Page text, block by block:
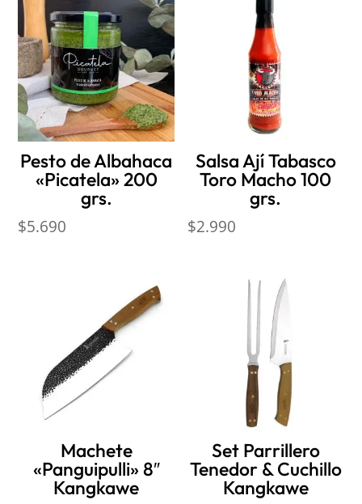
Pesto de Albahaca
«Picatela» 200
grs.
$5.690
Salsa Ají Tabasco
Toro Macho 100
grs.
$2.990
Machete
«Panguipulli» 8″
Kangkawe
Set Parrillero
Tenedor & Cuchillo
Kangkawe